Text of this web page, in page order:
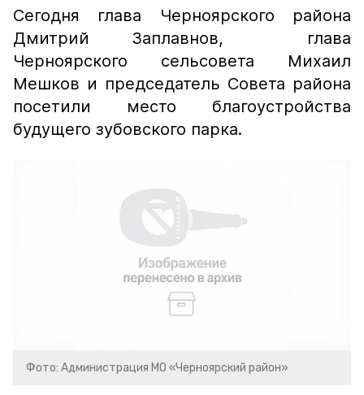
Сегодня глава Черноярского района
Дмитрий Заплавнов, глава
Черноярского сельсовета Михаил
Мешков и председатель Совета района
посетили место благоустройства
будущего зубовского парка.
Фото: Администрация МО «Черноярский район»